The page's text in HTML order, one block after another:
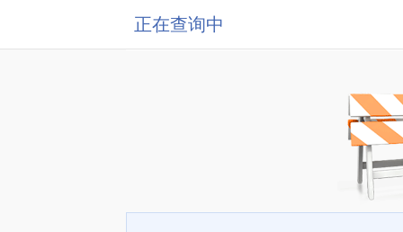
正在查询中